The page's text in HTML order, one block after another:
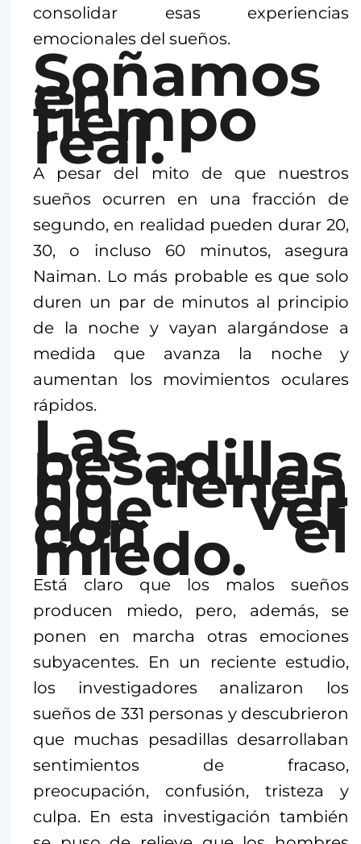
consolidar esas experiencias
emocionales del sueños.
Soñamos
en
tiempo
real.
A pesar del mito de que nuestros
sueños ocurren en una fracción de
segundo, en realidad pueden durar 20,
30, o incluso 60 minutos, asegura
Naiman. Lo más probable es que solo
duren un par de minutos al principio
de la noche y vayan alargándose a
medida que avanza la noche y
aumentan los movimientos oculares
rápidos.
Las
pesadillas
no tienen
que ver
con el
miedo.
Está claro que los malos sueños
producen miedo, pero, además, se
ponen en marcha otras emociones
subyacentes. En un reciente estudio,
los investigadores analizaron los
sueños de 331 personas y descubrieron
que muchas pesadillas desarrollaban
sentimientos de fracaso,
preocupación, confusión, tristeza y
culpa. En esta investigación también